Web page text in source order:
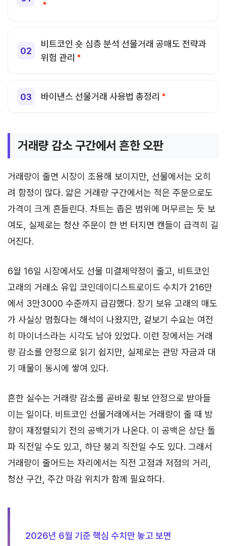
비트코인 숏 심층 분석 선물거래 공매도 전략과
위험 관리
바이낸스 선물거래 사용법 총정리
거래량 감소 구간에서 흔한 오판
거래량이 줄면 시장이 조용해 보이지만, 선물에서는 오히
려 함정이 많다. 얇은 거래량 구간에서는 적은 주문으로도
가격이 크게 흔들린다. 차트는 좁은 범위에 머무르는 듯 보
여도, 실제로는 청산 주문이 한 번 터지면 캔들이 급격히 길
어진다.
6월 16일 시장에서도 선물 미결제약정이 줄고, 비트코인
고래의 거래소 유입 코인데이디스트로이드 수치가 216만
에서 3만3000 수준까지 급감했다. 장기 보유 고래의 매도
가 사실상 멈췄다는 해석이 나왔지만, 겉보기 수요는 여전
히 마이너스라는 시각도 남아 있었다. 이런 장에서는 거래
량 감소를 안정으로 읽기 쉽지만, 실제로는 관망 자금과 대
기 매물이 동시에 쌓여 있다.
흔한 실수는 거래량 감소를 곧바로 횡보 안정으로 받아들
이는 일이다. 비트코인 선물거래에서는 거래량이 줄 때 방
향이 재정렬되기 전의 공백기가 나온다. 이 공백은 상단 돌
파 직전일 수도 있고, 하단 붕괴 직전일 수도 있다. 그래서
거래량이 줄어드는 자리에서는 직전 고점과 저점의 거리,
청산 구간, 주간 마감 위치가 함께 필요하다.
2026년 6월 기준 핵심 수치만 놓고 보면